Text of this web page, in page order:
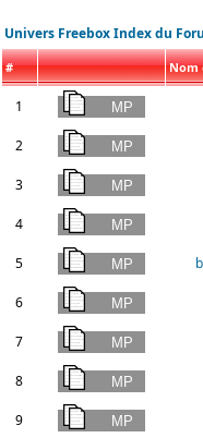
Univers Freebox Index du
# Nom
1
2
3
4
5
6
7
8
9